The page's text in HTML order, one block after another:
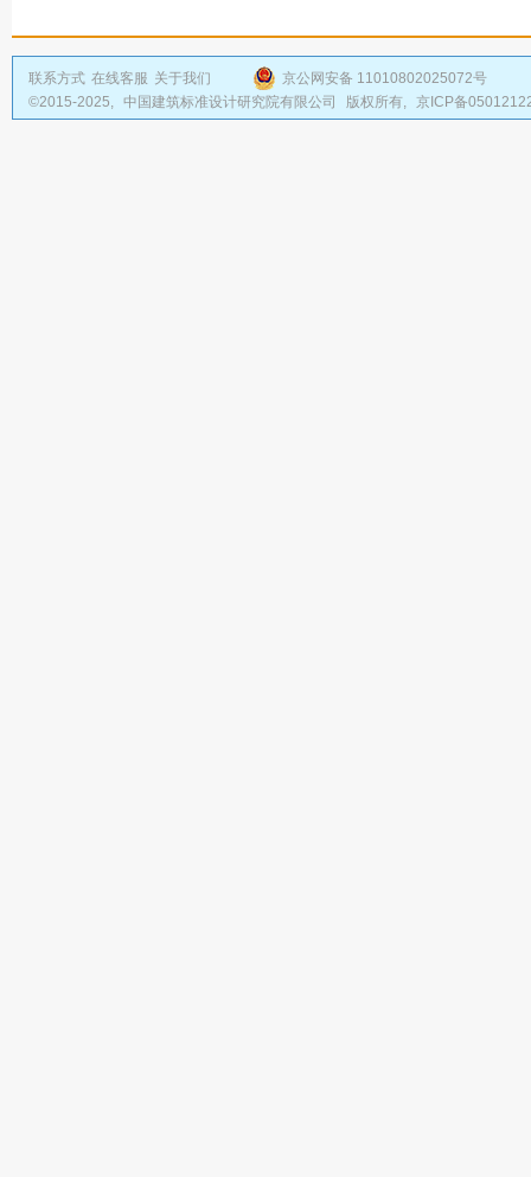
联系方式 在线客服 关于我们
京公网安备 11010802025072号
©2015-2025,
中国建筑标准设计研究院有限公司 版权所有, 京ICP备